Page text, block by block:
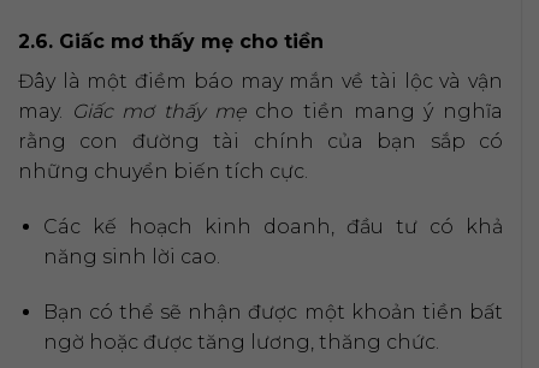
2.6. Giấc mơ thấy mẹ cho tiền
Đây là một điềm báo may mắn về tài lộc và vận
may. Giấc mơ thấy mẹcho tiền mang ý nghĩa
rằng con đường tài chính của bạn sắp có
những chuyển biến tích cực.
Các kế hoạch kinh doanh, đầu tư có khả
năng sinh lời cao.
Bạn có thể sẽ nhận được một khoản tiền bất
ngờ hoặc được tăng lương, thăng chức.